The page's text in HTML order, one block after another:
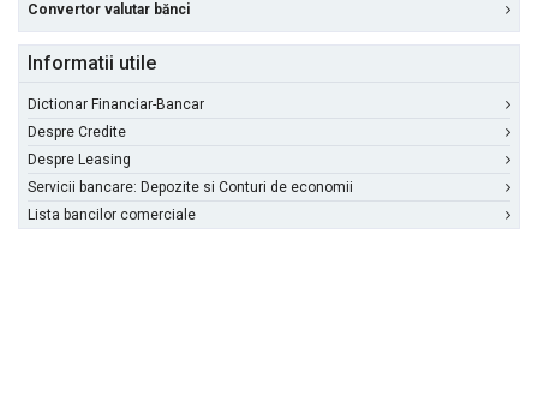
Convertor valutar bănci
Informatii utile
Dictionar Financiar-Bancar
Despre Credite
Despre Leasing
Servicii bancare: Depozite si Conturi de economii
Lista bancilor comerciale